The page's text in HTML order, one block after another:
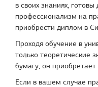
в своих знаниях,
профессионализм на
приобрести диплом в
Проходя обучение в
только теоретические
бумагу, он
Если в вашем случае